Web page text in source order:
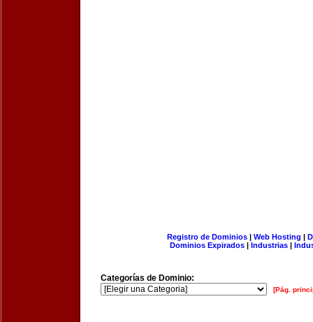
Registro de Dominios| Web Hosting |
Dominios Expirados | Industrias |
Categorías de Dominio:
[Pág.